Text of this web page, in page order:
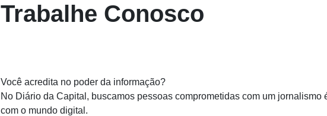
Trabalhe Conosco
Você acredita no poder da informação?
No Diário da Capital, buscamos pessoas comprometidas com um jornalismo
com o mundo digital.